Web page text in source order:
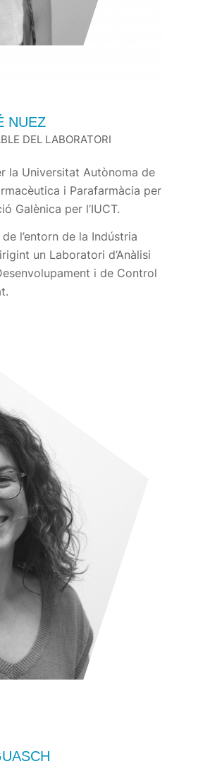
NUEZ
DEL LABORATORI
la Universitat Autònoma de
i Parafarmàcia per
Galènica per l’IUCT.
l’entorn de la Indústria
un Laboratori d’Anàlisi
i de Control